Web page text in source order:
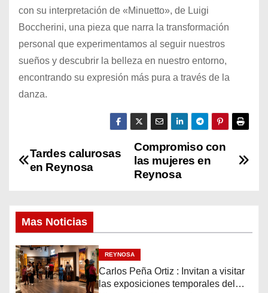
con su interpretación de «Minuetto», de Luigi
Boccherini, una pieza que narra la transformación
personal que experimentamos al seguir nuestros
sueños y descubrir la belleza en nuestro entorno,
encontrando su expresión más pura a través de la
danza.
N
e
g
a
Compromiso con
las mujeres en
Reynosa
Tardes calurosas
en Reynosa
Mas Noticias
REYNOSA
Carlos Peña Ortiz : Invitan a visitar
las exposiciones temporales del